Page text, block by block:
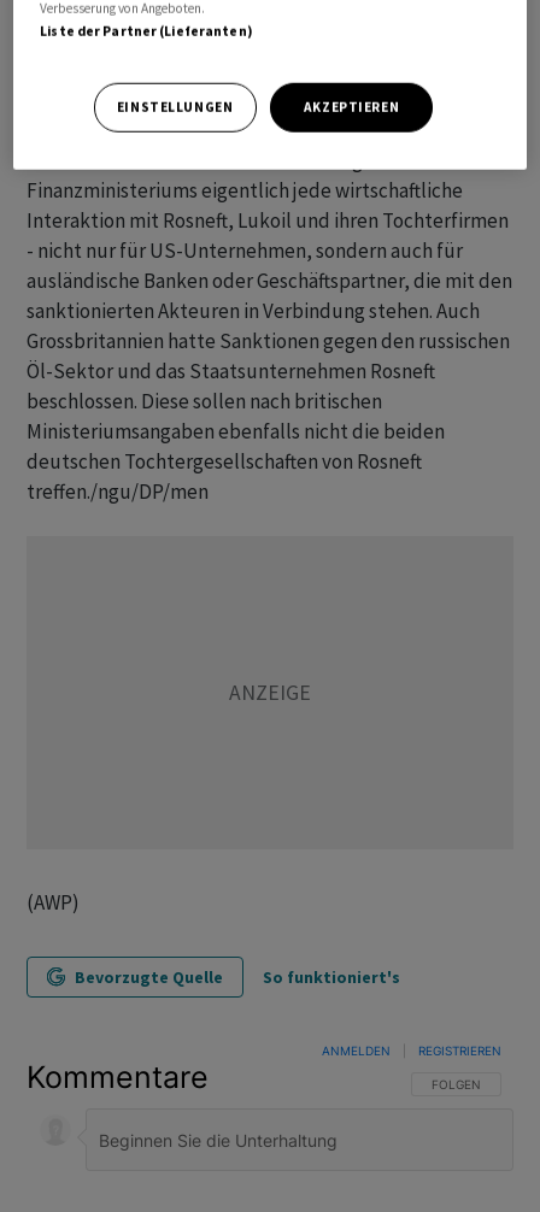
des russischen Staatskonzerns. Nach dem Angriff
Russlands auf die Ukraine stellte der Bund die Rosneft-
Kontrolle.
Finanzministeriums eigentlich jede wirtschaftliche
Interaktion mit Rosneft, Lukoil und ihren Tochterfirmen
- nicht nur für US-Unternehmen, sondern auch für
ausländische Banken oder Geschäftspartner, die mit den
sanktionierten Akteuren in Verbindung stehen. Auch
Grossbritannien hatte Sanktionen gegen den russischen
Öl-Sektor und das Staatsunternehmen Rosneft
beschlossen. Diese sollen nach britischen
Ministeriumsangaben ebenfalls nicht die beiden
deutschen Tochtergesellschaften von Rosneft
treffen./ngu/DP/men
(AWP)
Bevorzugte Quelle So funktioniert's
Kommentare FOLGE DIESER
FOLGEN
ANMELDEN REGISTRIEREN
Verbesserung von Angeboten.
Liste der Partner (Lieferanten)
EINSTELLUNGEN AKZEPTIEREN